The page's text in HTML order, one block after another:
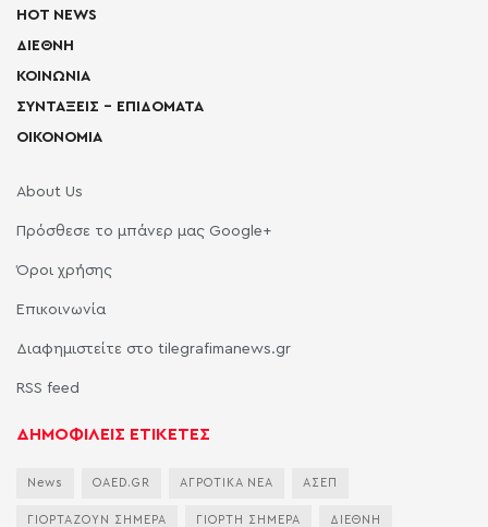
HOT NEWS
ΔΙΕΘΝΗ
ΚΟΙΝΩΝΙΑ
ΣΥΝΤΑΞΕΙΣ – ΕΠΙΔΟΜΑΤΑ
ΟΙΚΟΝΟΜΙΑ
About Us
Πρόσθεσε το μπάνερ μας Google+
Όροι χρήσης
Επικοινωνία
Διαφημιστείτε στο tilegrafimanews.gr
RSS feed
ΔΗΜΟΦΙΛΕΙΣ ΕΤΙΚΕΤΕΣ
News OAED.GR ΑΓΡΟΤΙΚΑ ΝΕΑ ΑΣΕΠ
ΓΙΟΡΤΑΖΟΥΝ ΣΗΜΕΡΑ ΓΙΟΡΤΗ ΣΗΜΕΡΑ ΔΙΕΘΝΗ